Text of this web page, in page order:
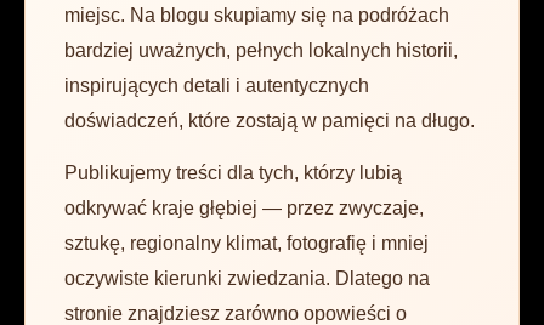
miejsc. Na blogu skupiamy się na podróżach
bardziej uważnych, pełnych lokalnych historii,
inspirujących detali i autentycznych
doświadczeń, które zostają w pamięci na długo.
Publikujemy treści dla tych, którzy lubią
odkrywać kraje głębiej — przez zwyczaje,
sztukę, regionalny klimat, fotografię i mniej
oczywiste kierunki zwiedzania. Dlatego na
stronie znajdziesz zarówno opowieści o